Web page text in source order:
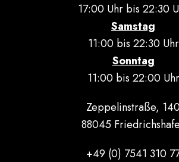
17:00 Uhr bis 22:30
Samstag
11:00 bis 22:30 Uhr
Sonntag
11:00 bis 22:00 Uhr
Zeppelinstraße,
88045
+49 (0) 7541 310